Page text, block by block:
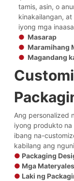
tamis, asin, o
kinakailangan,
iyong mga
● Masarap
● Maramihang
● Magandang
Ang personalized
iyong produkto
ibang na-
kabilang ang
● Packaging
● Mga
● Laki ng